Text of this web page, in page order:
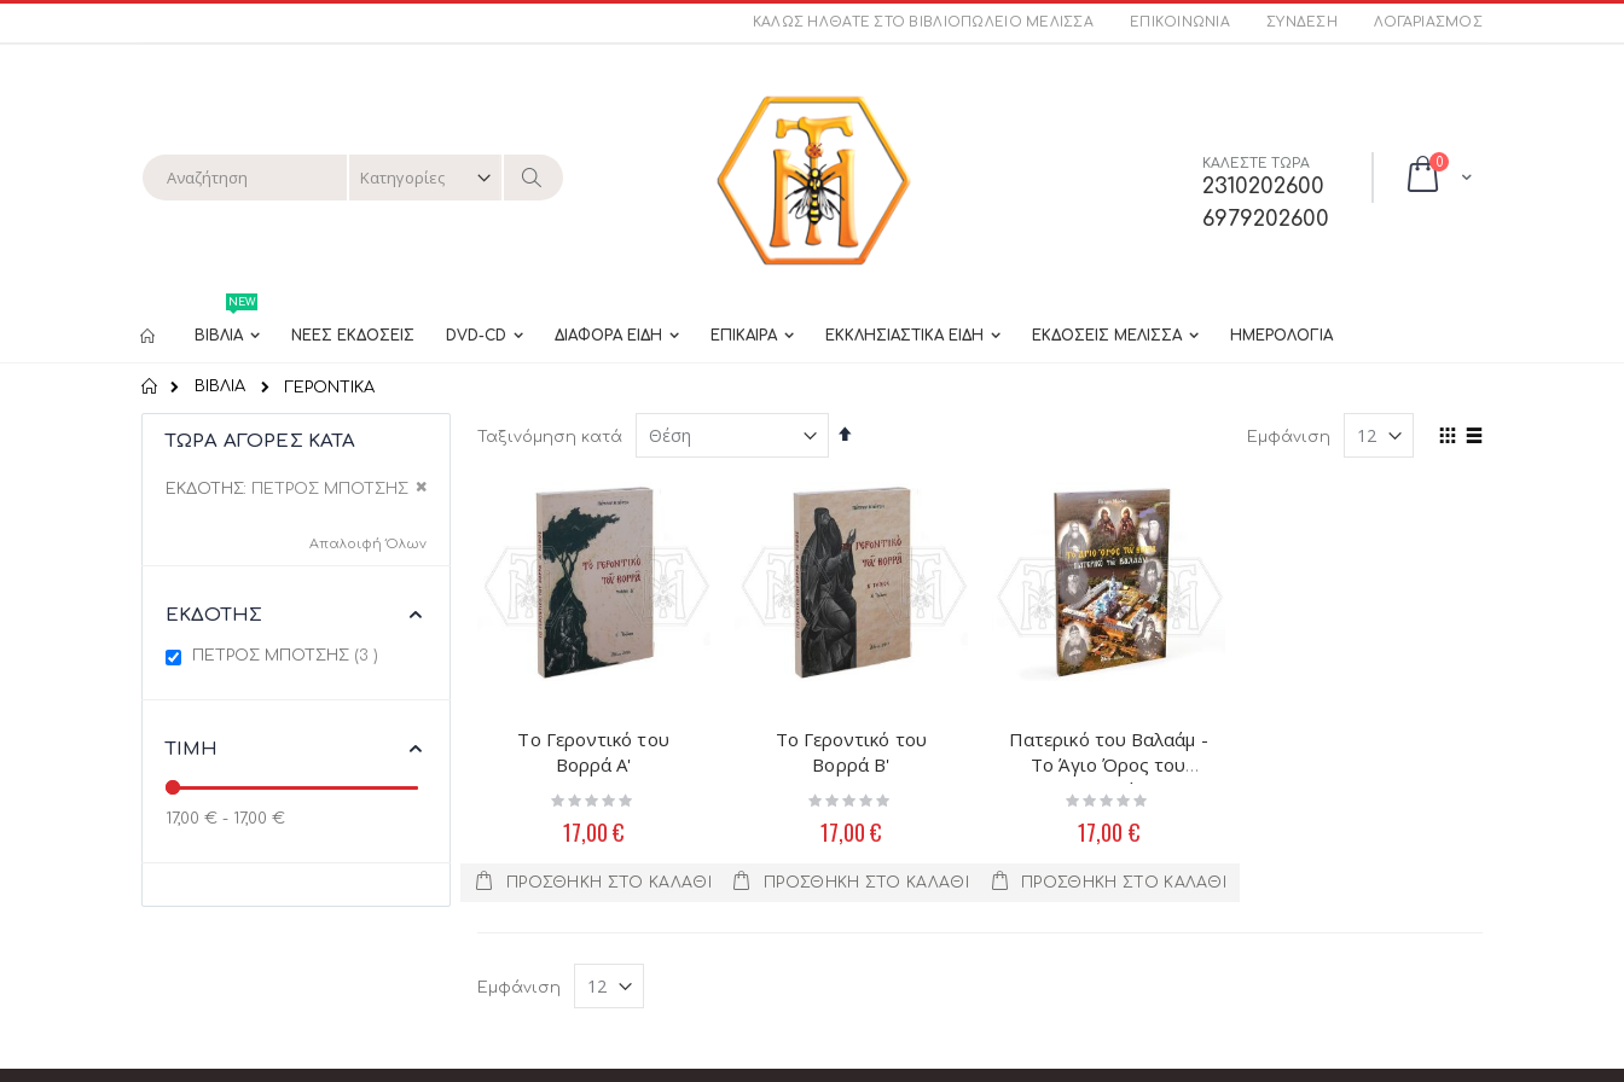
ΚΑΛΩΣ ΗΛΘΑΤΕ ΣΤΟ ΒΙΒΛΙΟΠΩΛΕΙΟ ΜΕΛΙΣΣΑ ΕΠΙΚΟΙΝΩΝΊΑ ΣΎΝΔΕΣΗ ΛΟΓΑΡΙΑΣΜΌΣ
Cart
0στοιχεία
ΚΑΛΕΣΤΕ ΤΩΡΑ
2310202600
6979202600
ΒΙΒΛΙΑ
NEW
ΝΕΕΣ ΕΚΔΟΣΕΙΣ DVD-CD ΔΙΑΦΟΡΑ ΕΙΔΗ ΕΠΙΚΑΙΡΑ ΕΚΚΛΗΣΙΑΣΤΙΚΑ ΕΙΔΗ ΕΚΔΟΣΕΙΣ ΜΕΛΙΣΣΑ ΗΜΕΡΟΛΟΓΙΑ
Αρχική
ΒΙΒΛΙΑ ΓΕΡΟΝΤΙΚΑ
Ταξινόμηση κατά
Φθίνουσα
Προβολή
Εμφάνιση
Το Γεροντικό του
Βορρά Α'
Rating:
17,00 €
ΠΡΟΣΘΉΚΗ ΣΤΟ ΚΑΛΆΘΙ
Το Γεροντικό του
Βορρά Β'
Rating:
17,00 €
ΠΡΟΣΘΉΚΗ ΣΤΟ ΚΑΛΆΘΙ
Πατερικό του Βαλαάμ -
Το Άγιο Όρος του
Βορρά
Rating:
17,00 €
ΠΡΟΣΘΉΚΗ ΣΤΟ ΚΑΛΆΘΙ
Εμφάνιση
ΤΏΡΑ ΑΓΟΡΈΣ ΚΑΤΆ
ΕΚΔΌΤΗΣ ΠΕΤΡΟΣ ΜΠΟΤΣΗΣ Διαγραφή Αυτού του Είδους
Απαλοιφή Όλων
ΕΚΔΌΤΗΣ
ΠΕΤΡΟΣ ΜΠΟΤΣΗΣ 3 items
ΤΙΜΉ
17,00 € - 17,00 €